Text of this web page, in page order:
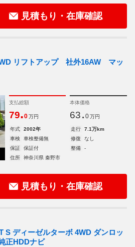
見積もり・在庫確認
リフトアップ 社外16AW マッ
支払総額
79.0 万円
本体価格
63. 0 万円
年式 2002年 走行
7.1万km
車検
車検整備無 修復
なし
保証
保証付 整備
-
住所
神奈川県 秦野市
見積もり・在庫確認
S ディーゼルターボ 4WD ダンロッ
正HDDナビ